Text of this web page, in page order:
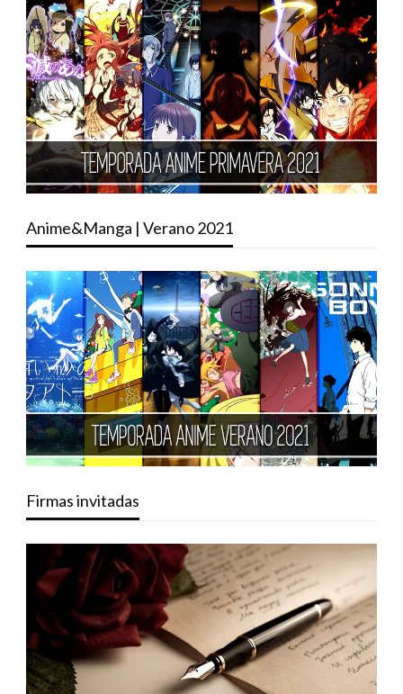
Anime&Manga | Verano 2021
Firmas invitadas